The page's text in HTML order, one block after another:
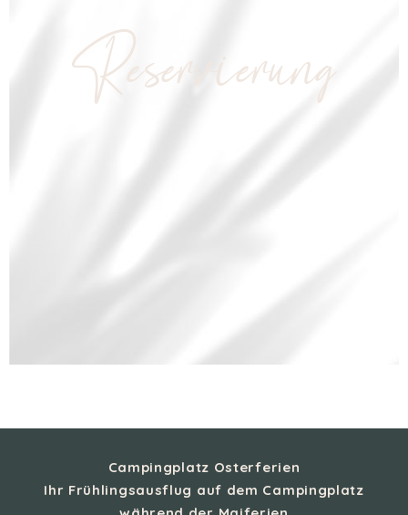
Reservierung
Campingplatz Osterferien
Ihr Frühlingsausflug auf dem Campingplatz